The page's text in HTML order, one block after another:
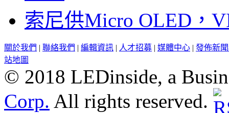
索尼供Micro OLED，
關於我們 | 聯絡我們 | 編輯資訊 | 人才招募 | 媒體中心 | 發佈新
站地圖
© 2018 LEDinside, a
Corp. All rights reserved.